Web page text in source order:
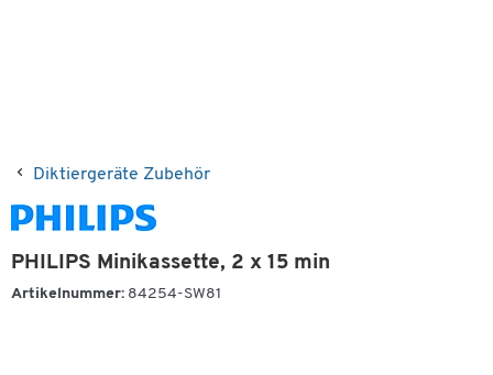
Diktiergeräte Zubehör
PHILIPS Minikassette, 2 x 15 min
Artikelnummer: 84254-SW81